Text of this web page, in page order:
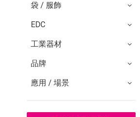
袋 / 服飾
EDC
工業器材
品牌
應用 / 場景